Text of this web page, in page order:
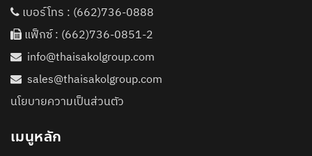
เบอร์โทร : (662)736-0888
แฟ็กซ์ : (662)736-0851-2
info@thaisakolgroup.com
sales@thaisakolgroup.com
นโยบายความเป็นส่วนตัว
เมนูหลัก